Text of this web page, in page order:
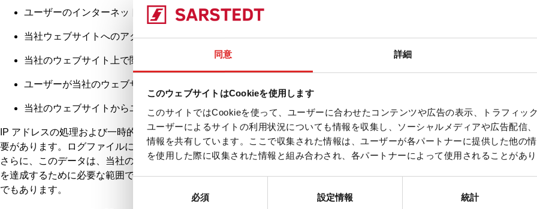
同意 詳細
このウェブサイトはCookieを使用します
このサイトではCookieを使って、ユーザーに合わせたコンテンツや広告の表示、トラフィッ
ユーザーによるサイトの利用状況についても情報を収集し、ソーシャルメディアや広告配信
情報を共有しています。ここで収集された情報は、ユーザーが各パートナーに提供した他の
を使用した際に収集された情報と組み合わされ、各パートナーによって使用されることがあ
必須 設定情報 統計
ユーザーのインターネットサービスプロバイダ
当社ウェブサイトへのアクセス日時
当社のウェブサイト上で閲覧されたファイル
ユーザーが当社のウェブサイトにアクセスした元のウェブサイト
当社のウェブサイトからユーザーがアクセスしたウェブサイト.
IP アドレスの処理および一時的な保存は、ユーザーのコンピュータにウェブサイトを配信するために必要です。このため
要があります。ログファイルには、ユーザーを識別できる IP アドレスやその他のデータが含まれています。ログファイル
さらに、このデータは、当社のウェブサイトの最適化、および当社の情報技術システムのセキュリティ確保にも役立ってい
を達成するために必要な範囲でのみ行われます。このデータが、広告、顧客相談、市場調査の目的で使用されることはあり
でもあります。